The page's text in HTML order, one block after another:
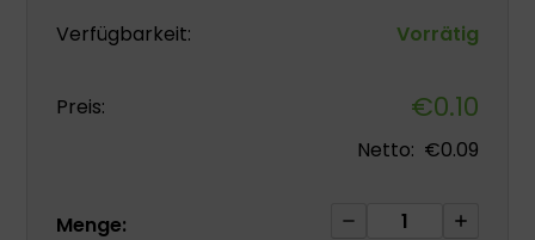
Verfügbarkeit: Vorrätig
Preis: €0.10
Netto: €0.09
Menge:
Chirurgischer